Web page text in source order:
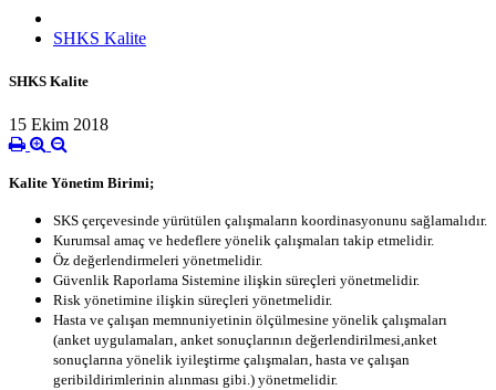
SHKS Kalite
SHKS Kalite
15 Ekim 2018
Kalite Yönetim Birimi;
SKS çerçevesinde yürütülen çalışmaların koordinasyonunu sağlamalıdır.
Kurumsal amaç ve hedeflere yönelik çalışmaları takip etmelidir.
Öz değerlendirmeleri yönetmelidir.
Güvenlik Raporlama Sistemine ilişkin süreçleri yönetmelidir.
Risk yönetimine ilişkin süreçleri yönetmelidir.
Hasta ve çalışan memnuniyetinin ölçülmesine yönelik çalışmaları
(anket uygulamaları, anket sonuçlarının değerlendirilmesi,anket
sonuçlarına yönelik iyileştirme çalışmaları, hasta ve çalışan
geribildirimlerinin alınması gibi.) yönetmelidir.